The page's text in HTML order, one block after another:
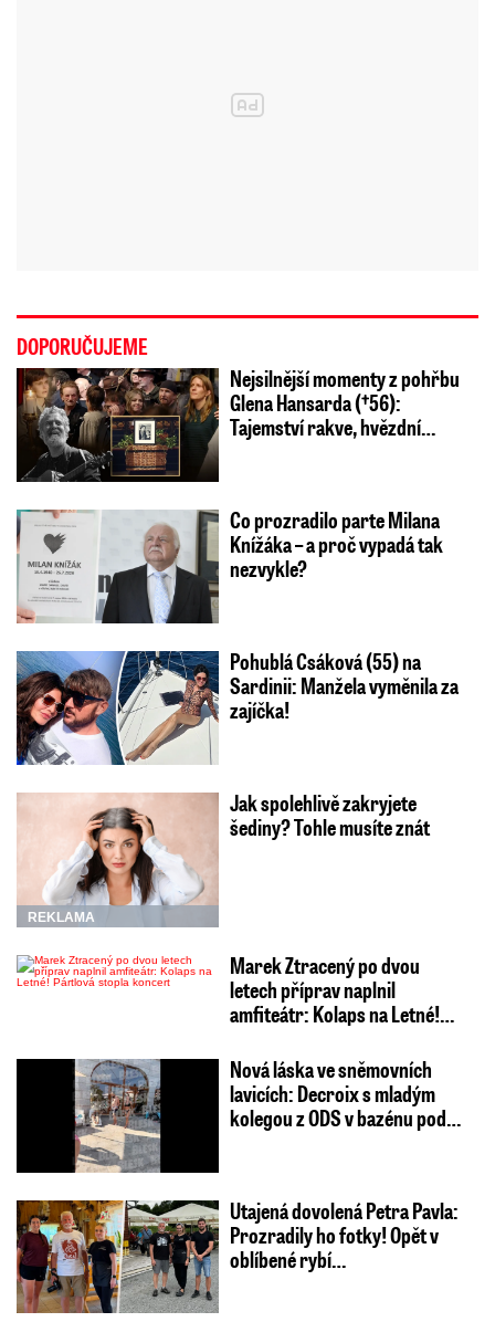
DOPORUČUJEME
Nejsilnější momenty z pohřbu
Glena Hansarda (†56):
Tajemství rakve, hvězdní…
Co prozradilo parte Milana
Knížáka – a proč vypadá tak
nezvykle?
Pohublá Csáková (55) na
Sardinii: Manžela vyměnila za
zajíčka!
REKLAMA
Jak spolehlivě zakryjete
šediny? Tohle musíte znát
Marek Ztracený po dvou
letech příprav naplnil
amfiteátr: Kolaps na Letné!…
Nová láska ve sněmovních
lavicích: Decroix s mladým
kolegou z ODS v bazénu pod…
Utajená dovolená Petra Pavla:
Prozradily ho fotky! Opět v
oblíbené rybí…